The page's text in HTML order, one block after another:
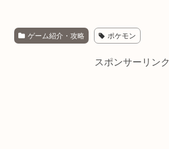
ゲーム紹介・攻略 ポケモン
スポンサーリンク